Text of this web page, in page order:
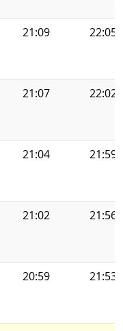
21:09 22:05
21:07 22:02
21:04 21:59
21:02 21:56
20:59 21:53